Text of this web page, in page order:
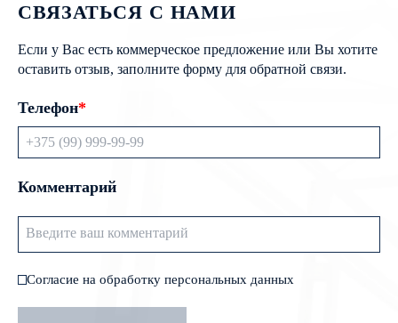
СВЯЗАТЬСЯ С НАМИ
Если у Вас есть коммерческое предложение или Вы хотите
оставить отзыв, заполните форму для обратной связи.
Телефон*
Комментарий
Согласие на обработку персональных данных